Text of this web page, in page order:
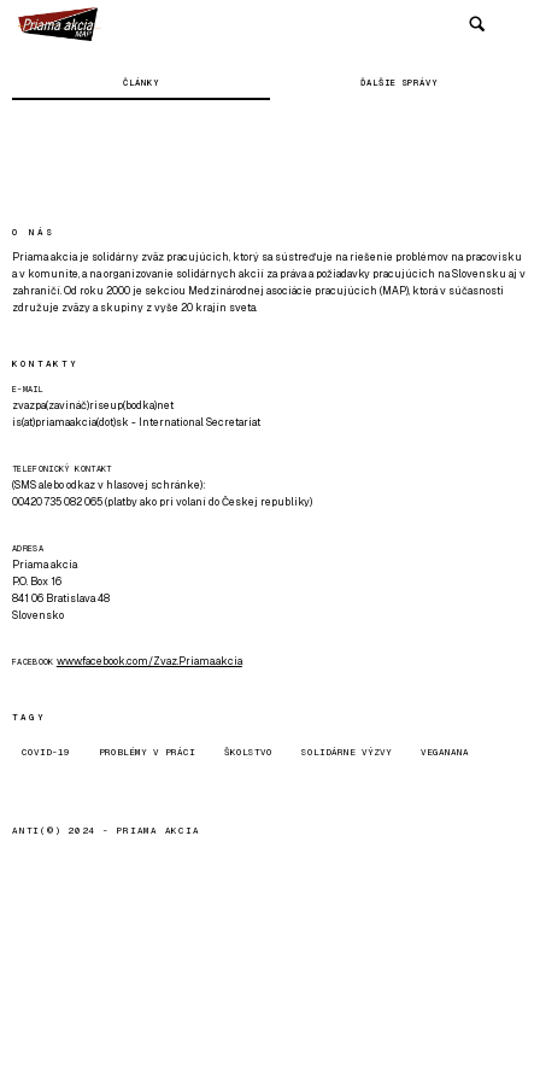
ČLÁNKY ĎALŠIE SPRÁVY
O NÁS
Priama akcia je solidárny zväz pracujúcich, ktorý sa sústreďuje na riešenie problémov na pracovisku
a v komunite, a na organizovanie solidárnych akcií za práva a požiadavky pracujúcich na Slovensku aj v
zahraničí. Od roku 2000 je sekciou Medzinárodnej asociácie pracujúcich (MAP), ktorá v súčasnosti
združuje zväzy a skupiny z vyše 20 krajín sveta.
KONTAKTY
E-MAIL
zvazpa(zavináč)riseup(bodka)net
is(at)priamaakcia(dot)sk - International Secretariat
TELEFONICKÝ KONTAKT
(SMS alebo odkaz v hlasovej schránke):
00420 735 082 065 (platby ako pri volaní do Českej republiky)
ADRESA
Priama akcia
P.O. Box 16
841 06 Bratislava 48
Slovensko
FACEBOOK www.facebook.com/Zvaz.Priama.akcia
TAGY
COVID-19 PROBLÉMY V PRÁCI ŠKOLSTVO SOLIDÁRNE VÝZVY VEGANANA
ANTI(©) 2024 - PRIAMA AKCIA